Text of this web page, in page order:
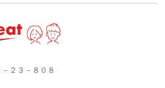
２３－８０８